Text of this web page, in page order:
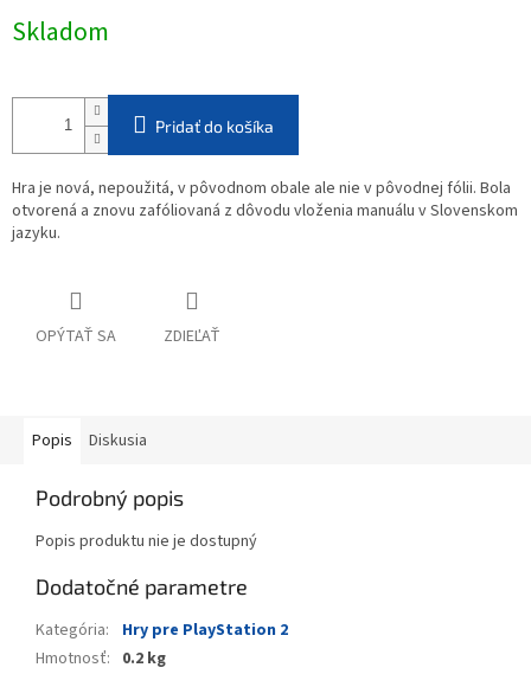
cena:
Skladom
Pridať do košíka
Hra je nová, nepoužitá, v pôvodnom obale ale nie v pôvodnej fólii. Bola
otvorená a znovu zafóliovaná z dôvodu vloženia manuálu v Slovenskom
jazyku.
OPÝTAŤ SA ZDIEĽAŤ
Popis Diskusia
Podrobný popis
Popis produktu nie je dostupný
Dodatočné parametre
Kategória:
Hry pre PlayStation 2
Hmotnosť: 0.2 kg